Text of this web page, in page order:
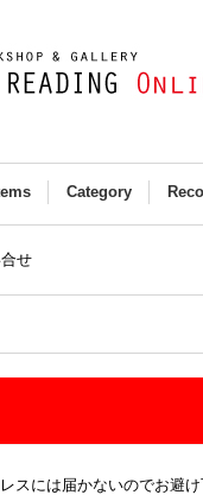
Category
せ
スには届かないのでお避